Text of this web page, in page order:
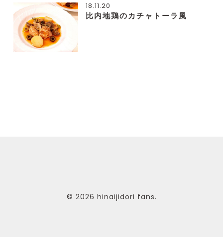
18.11.20
比内地鶏のカチャトーラ風
© 2026 hinaijidori fans.